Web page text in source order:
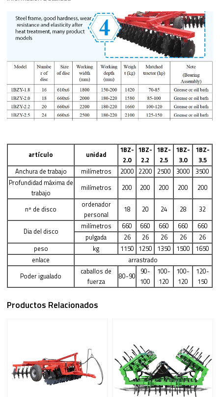
artículo unidad
1BZ-
2.0
1BZ-
2.2
1BZ-
2.5
1BZ-
3.0
1BZ-
3.5
Anchura de trabajo
milímetros 2000 2200 2500 3000
3500
Profundidad máxima de
trabajo
milímetros 200 200 200 200 200
nº de disco
ordenador
personal
18 20 24 28 32
Dia del disco
milímetros 660 660 660 660
660
pulgada
26 26 26 26
26
peso
kg 1150 1250 1350 1500
1650
enlace
arrastrado
Poder igualado
caballos de
fuerza
80-90 90-
100
100-
120
100-
120
120-
150
Productos Relacionados